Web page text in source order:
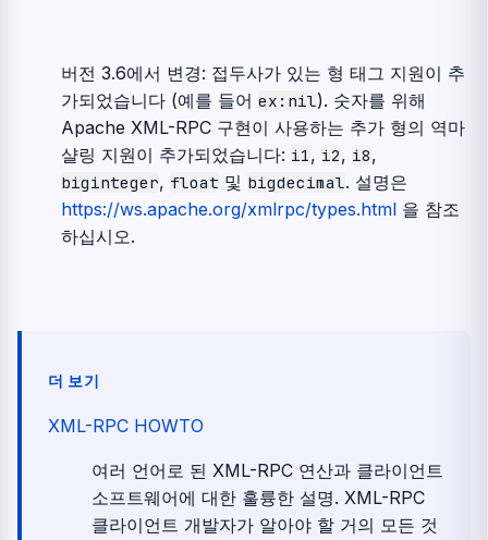
버전 3.6에서 변경: 접두사가 있는 형 태그 지원이 추
가되었습니다 (예를 들어 ex:nil). 숫자를 위해
Apache XML-RPC 구현이 사용하는 추가 형의 역마
샬링 지원이 추가되었습니다: i1, i2, i8,
biginteger, float 및 bigdecimal. 설명은
https://ws.apache.org/xmlrpc/types.html 을 참조
하십시오.
더 보기
XML-RPC HOWTO
여러 언어로 된 XML-RPC 연산과 클라이언트
소프트웨어에 대한 훌륭한 설명. XML-RPC
클라이언트 개발자가 알아야 할 거의 모든 것